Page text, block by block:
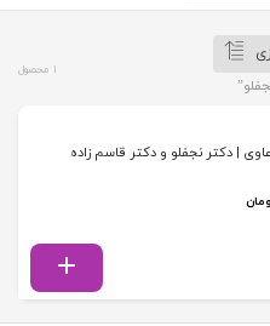
1 محصول
| دکتر نجفلو و دکتر قاسم زاده